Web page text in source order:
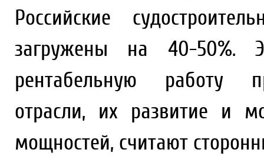
Российские
загружены на 40-50%.
рентабельную работу
отрасли, их развитие и
мощностей, считают